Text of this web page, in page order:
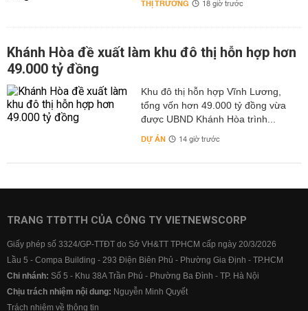
THỊ TRƯỜNG 18 giờ trước
Khánh Hòa đề xuất làm khu đô thị hỗn hợp hơn
49.000 tỷ đồng
Khu đô thị hỗn hợp Vĩnh Lương,
tổng vốn hơn 49.000 tỷ đồng vừa
được UBND Khánh Hòa trình...
DỰ ÁN 14 giờ trước
TRANG TTĐTTH CỦA CÔNG TY VIETNEWSCORP
Giấy phép số 3324/GP-TTĐT do Sở VH&TT TPHCM cấp ngày 20/3/2026
Lầu 5 - Compa Building - 293 Điện Biên Phủ - Phường Gia Định - TP.HCM
Chi nhánh: Số 5 - Khu 38A Trần Phú - Phường Ba Đình - TP. Hà Nội
Chịu trách nhiệm nội dung: Nguyễn Minh Quyết
Trách nhiệm về thông tin